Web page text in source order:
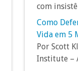
com
Como
Vida em 5
Por Scott
Institute –